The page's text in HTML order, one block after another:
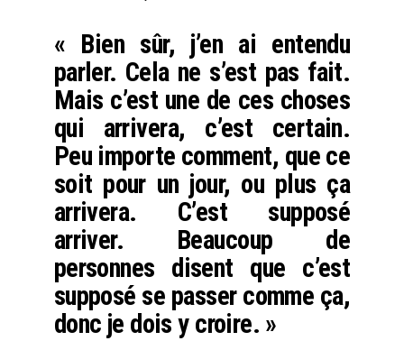
« Bien sûr, j’en ai entendu
parler. Cela ne s’est pas fait.
Mais c’est une de ces choses
qui arrivera, c’est certain.
Peu importe comment, que ce
soit pour un jour, ou plus ça
arrivera. C’est supposé
arriver. Beaucoup de
personnes disent que c’est
supposé se passer comme ça,
donc je dois y croire. »